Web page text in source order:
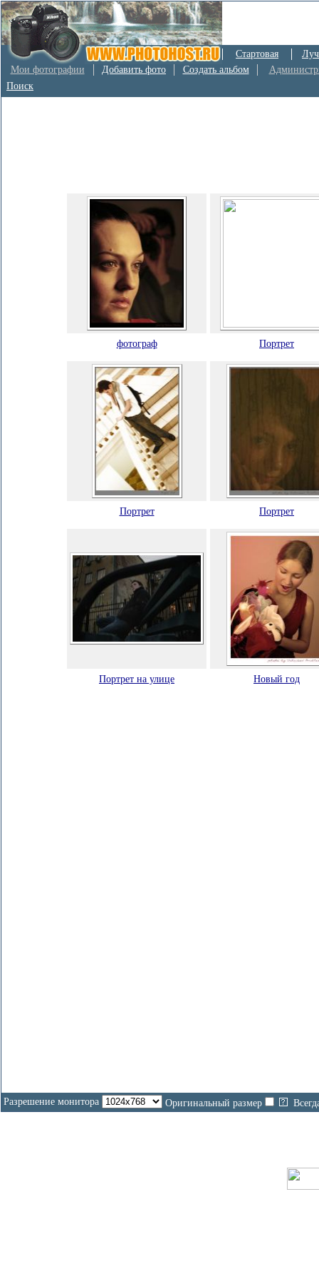
Стартовая
Мои фотографии
Добавить фото Создать альбом
Поиск
фотограф Портрет
Портрет Портрет
Портрет на улице Новый год
Разрешение монитора Оригинальный размер